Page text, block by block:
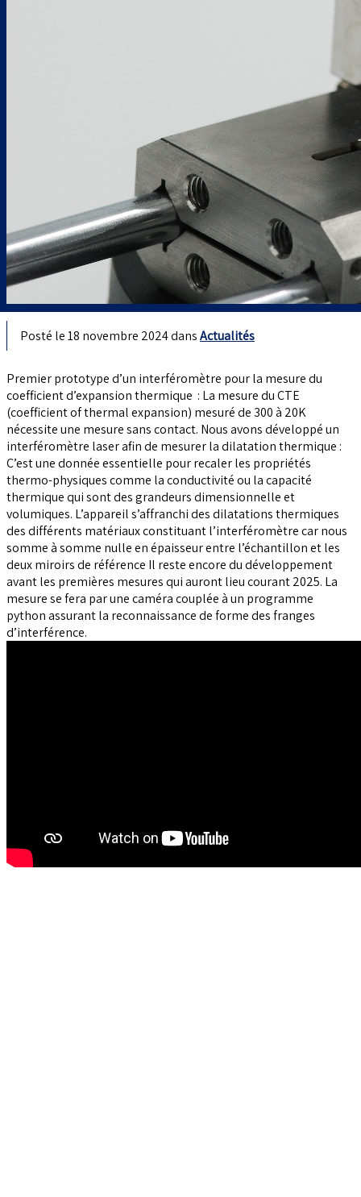
Posté le 18 novembre 2024 dansActualités
Premier prototype d’un interféromètre pour la mesure du
coefficient d’expansion thermique : La mesure du CTE
(coefficient of thermal expansion) mesuré de 300 à 20K
nécessite une mesure sans contact. Nous avons développé un
interféromètre laser afin de mesurer la dilatation thermique :
C’est une donnée essentielle pour recaler les propriétés
thermo-physiques comme la conductivité ou la capacité
thermique qui sont des grandeurs dimensionnelle et
volumiques. L’appareil s’affranchi des dilatations thermiques
des différents matériaux constituant l’interféromètre car nous
somme à somme nulle en épaisseur entre l’échantillon et les
deux miroirs de référence Il reste encore du développement
avant les premières mesures qui auront lieu courant 2025. La
mesure se fera par une caméra couplée à un programme
python assurant la reconnaissance de forme des franges
d’interférence.